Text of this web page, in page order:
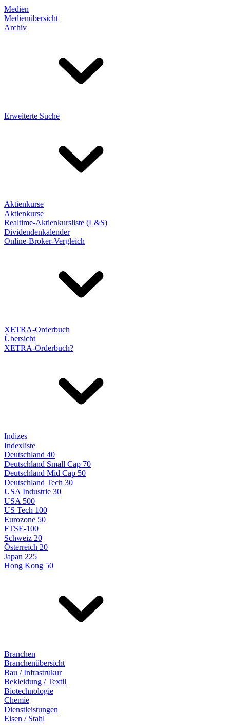
Medien
Medienübersicht
Archiv
Erweiterte Suche
Aktienkurse
Aktienkurse
Realtime-Aktienkursliste (L&S)
Dividendenkalender
Online-Broker-Vergleich
XETRA-Orderbuch
Übersicht
XETRA-Orderbuch?
Indizes
Indexliste
Deutschland 40
Deutschland Small Cap 70
Deutschland Mid Cap 50
Deutschland Tech 30
USA Industrie 30
USA 500
US Tech 100
Eurozone 50
FTSE-100
Schweiz 20
Österreich 20
Japan 225
Hong Kong 50
Branchen
Branchenübersicht
Bau / Infrastrukur
Bekleidung / Textil
Biotechnologie
Chemie
Dienstleistungen
Eisen / Stahl